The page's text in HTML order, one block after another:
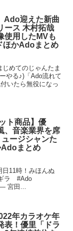
Ado迎えた新曲
ース 木村拓哉
使用したMVも
ほかAdoまとめ
めてのじゃんたま
やる♪)「Ado流れて
いたら無役になっ
ト商品】優
、音楽業界を席
ージシャンた
Adoまとめ
11時！みほんぬ
ラ #Ado
宮田...
年カラオケ年
表！優里「ドラ